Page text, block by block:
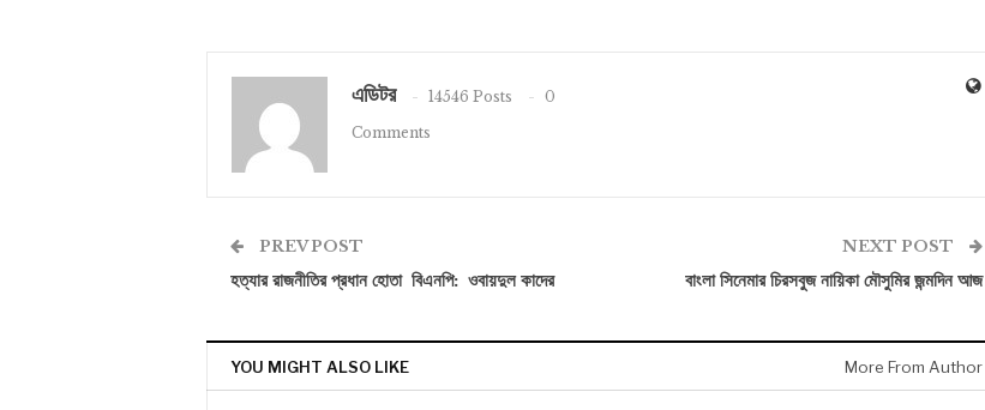
এডিটর 14546 Posts
0
Comments
PREV POST
হত্যার রাজনীতির প্রধান হোতা বিএনপি: ওবায়দুল কাদের
NEXT POST
বাংলা সিনেমার চিরসবুজ নায়িকা মৌসুমির জন্মদিন আজ
YOU MIGHT ALSO LIKE More From Author